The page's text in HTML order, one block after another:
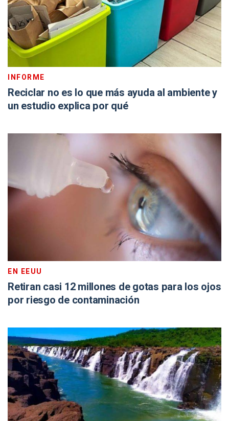
INFORME
Reciclar no es lo que más ayuda al ambiente y
un estudio explica por qué
EN EEUU
Retiran casi 12 millones de gotas para los ojos
por riesgo de contaminación